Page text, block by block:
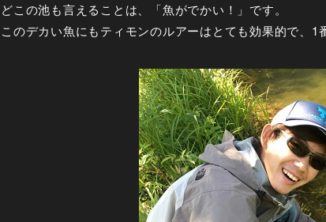
どこの池も言えることは、「魚がでかい！」です。
このデカい魚にもティモンのルアーはとても効果的で、